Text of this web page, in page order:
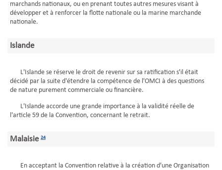
marchands nationaux, ou en prenant toutes autres mesures visant à
développer et à renforcer la flotte nationale ou la marine marchande
nationale.
Islande
L'Islande se réserve le droit de revenir sur sa ratification s'il était
décidé par la suite d'étendre la compétence de l'OMCI à des questions
de nature purement commerciale ou financière.
L'Islande accorde une grande importance à la validité réelle de
l'article 59 de la Convention, concernant le retrait.
Malaisie 24
En acceptant la Convention relative à la création d'une Organisation